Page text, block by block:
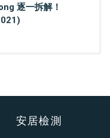
逐一拆解！
安居檢測